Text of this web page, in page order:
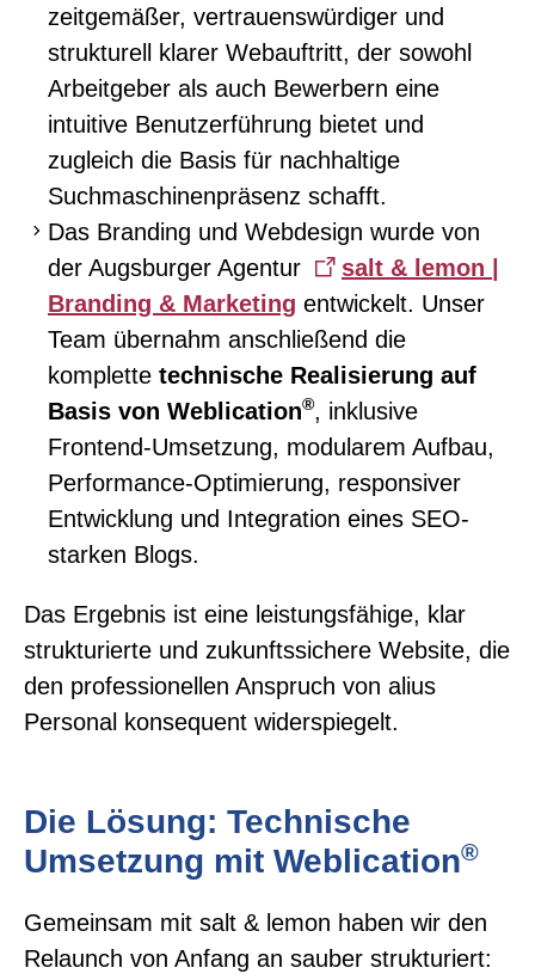
zeitgemäßer, vertrauenswürdiger und
strukturell klarer Webauftritt, der sowohl
Arbeitgeber als auch Bewerbern eine
intuitive Benutzerführung bietet und
zugleich die Basis für nachhaltige
Suchmaschinenpräsenz schafft.
Das Branding und Webdesign wurde von
der Augsburger Agentur
salt & lemon |
Branding & Marketing entwickelt. Unser
Team übernahm anschließend die
komplette technische Realisierung auf
Basis von Weblication®, inklusive
Frontend-Umsetzung, modularem Aufbau,
Performance-Optimierung, responsiver
Entwicklung und Integration eines SEO-
starken Blogs.
Das Ergebnis ist eine leistungsfähige, klar
strukturierte und zukunftssichere Website, die
den professionellen Anspruch von alius
Personal konsequent widerspiegelt.
Die Lösung: Technische
Umsetzung mit Weblication®
Gemeinsam mit salt & lemon haben wir den
Relaunch von Anfang an sauber strukturiert: